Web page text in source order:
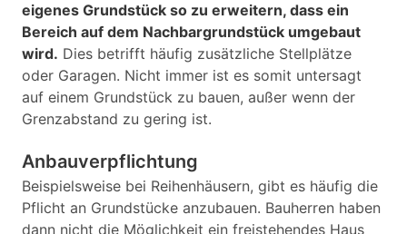
eigenes Grundstück so zu erweitern, dass ein
Bereich auf dem Nachbargrundstück umgebaut
wird. Dies betrifft häufig zusätzliche Stellplätze
oder Garagen. Nicht immer ist es somit untersagt
auf einem Grundstück zu bauen, außer wenn der
Grenzabstand zu gering ist.
Anbauverpflichtung
Beispielsweise bei Reihenhäusern, gibt es häufig die
Pflicht an Grundstücke anzubauen. Bauherren haben
dann nicht die Möglichkeit ein freistehendes Haus